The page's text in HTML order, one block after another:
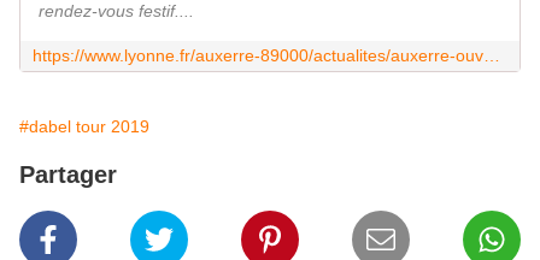
rendez-vous festif....
#dabel tour 2019
Partager